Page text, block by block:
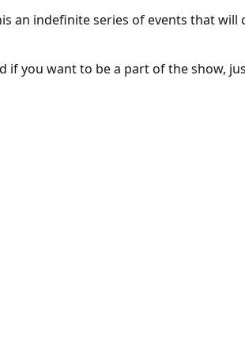
an indefinite series of events that will
if you want to be a part of the show,